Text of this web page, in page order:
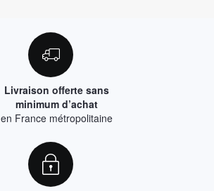
Livraison offerte sans
minimum d’achat
en France métropolitaine